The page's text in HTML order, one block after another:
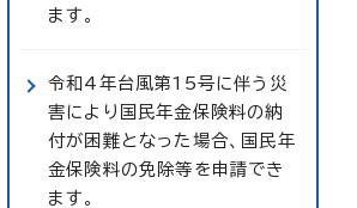
ます。
令和4年台風第15号に伴う災
害により国民年金保険料の納
付が困難となった場合、国民年
金保険料の免除等を申請でき
ます。